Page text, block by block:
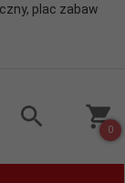
plac zabaw
0